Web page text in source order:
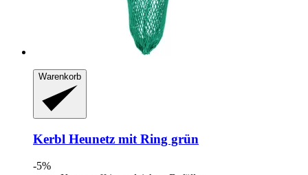
Warenkorb
Kerbl Heunetz mit Ring grün
-5%